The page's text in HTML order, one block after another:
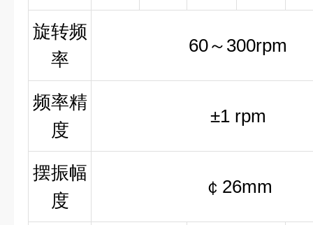
旋转频
率
60～300rpm
频率精
度
±1 rpm
摆振幅
度
￠26mm